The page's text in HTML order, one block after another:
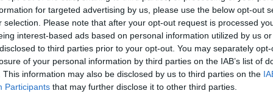
for targeted advertising by us, please use the below opt-out
selection. Please note that after your opt-out request is processed
interest-based ads based on personal information utilized by us
to third parties prior to your opt-out. You may separately
of your personal information by third parties on the IAB’s list of
This information may also be disclosed by us to third parties on the
Participants that may further disclose it to other third parties.
«Η παράνομη μετανάστευση δεν
λύση»
ευρωπαϊκή κατεύθυνση, ο Θάνος Πλεύρης